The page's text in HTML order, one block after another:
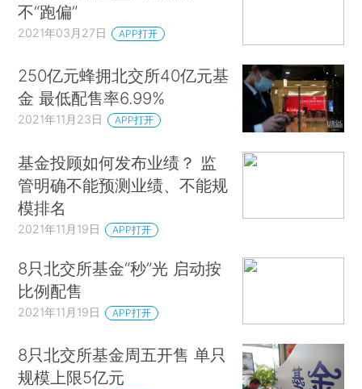
不“跑偏”
2021年03月27日 APP打开
250亿元蜂拥北交所40亿元基
金 最低配售率6.99%
2021年11月23日 APP打开
基金投顾如何发布业绩？ 监
管明确不能预测业绩、不能规
模排名
2021年11月19日 APP打开
8只北交所基金“秒”光 启动按
比例配售
2021年11月19日 APP打开
8只北交所基金周五开售 单只
规模上限5亿元